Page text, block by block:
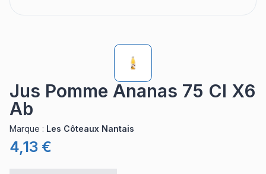
Jus Pomme Ananas 75 Cl X6
Ab
Marque : Les Côteaux Nantais
4,13 €